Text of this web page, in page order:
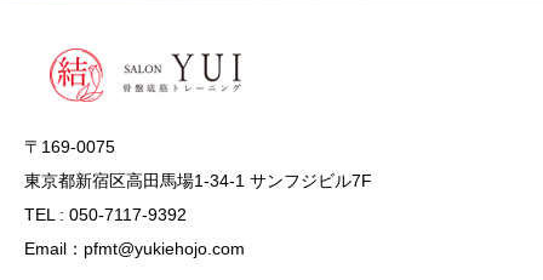
〒169-0075
東京都新宿区高田馬場1-34-1 サンフジビル7F
TEL : 050-7117-9392
Email：pfmt@yukiehojo.com